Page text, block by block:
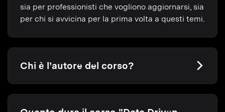
sia per professionisti che vogliono aggiornarsi, sia
per chi si avvicina per la prima volta a questi temi.
Chi è l’autore del corso?